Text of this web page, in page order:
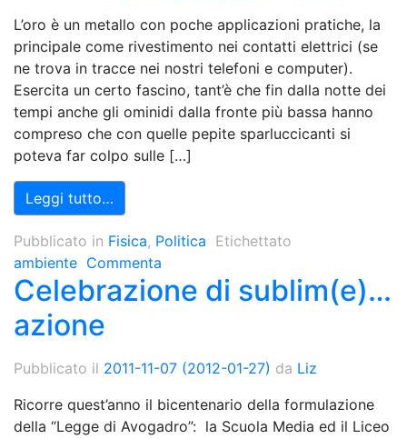
L’oro è un metallo con poche applicazioni pratiche, la
principale come rivestimento nei contatti elettrici (se
ne trova in tracce nei nostri telefoni e computer).
Esercita un certo fascino, tant’è che fin dalla notte dei
tempi anche gli ominidi dalla fronte più bassa hanno
compreso che con quelle pepite sparluccicanti si
poteva far colpo sulle […]
Leggi tutto…
Pubblicato in Fisica, Politica Etichettato
ambiente Commenta
Celebrazione di sublim(e)…
azione
Pubblicato il 2011-11-07 (2012-01-27) da Liz
Ricorre quest’anno il bicentenario della formulazione
della “Legge di Avogadro”: la Scuola Media ed il Liceo